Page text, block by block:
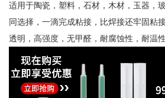
适用于陶瓷，塑料，石材，木材，玉器，
同选择，一滴完成粘接，比焊接还牢固粘
透明，高强度，无甲醛，耐腐蚀性，耐温